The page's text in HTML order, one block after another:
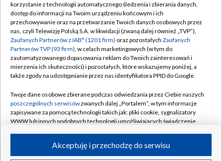
TVP
Abonament TVP
Emisja w TVP
Centrum informacji TVP
Naziemna Telewizja Cyfrowa
Rada Programowa
System NOS
Informacje o nadawcy
Program dla prasy
Regulamin TVP
Polityka prywatności
Moje zgody
Pomoc
Kontakt
Kanały
korzystanie z technologii automatycznego śledzenia i zbierania danych,
dostęp do informacji na Twoim urządzeniu końcowym i ich
przechowywanie oraz na przetwarzanie Twoich danych osobowych przez
nas, czyli Telewizję Polską S.A. w likwidacji (zwaną dalej również „TVP”),
Zaufanych Partnerów z IAB* (1201 firm) oraz pozostałych Zaufanych
Partnerów TVP (93 firm), w celach marketingowych (w tym do
zautomatyzowanego dopasowania reklam do Twoich zainteresowań i
mierzenia ich skuteczności) i pozostałych, które wskazujemy poniżej, a
także zgody na udostępnianie przez nas identyfikatora PPID do Google.
Twoje dane osobowe zbierane podczas odwiedzania przez Ciebie naszych
poszczególnych serwisówzwanych dalej „Portalem”, w tym informacje
zapisywane za pomocą technologii takich jak: pliki cookie, sygnalizatory
WWW lub innych podobnych technologii umożliwiających świadczenie
ruchu w Internecie.Akceptuję i przechodzę do serwisu